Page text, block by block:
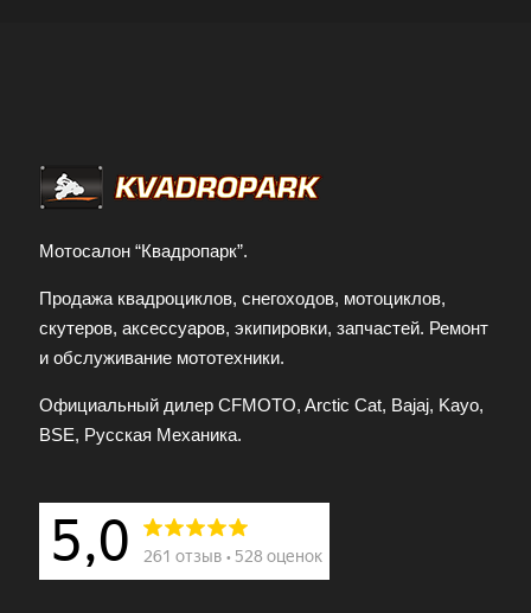
Мотосалон “Квадропарк”.
Продажа квадроциклов, снегоходов, мотоциклов,
скутеров, аксессуаров, экипировки, запчастей. Ремонт
и обслуживание мототехники.
Официальный дилер CFMOTO, Arctic Cat, Bajaj, Kayo,
BSE, Русская Механика.